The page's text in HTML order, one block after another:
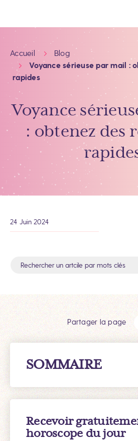
Accueil Blog
Voyance sérieuse par mail :
rapides
Voyance
: obtenez des
24 Juin 2024
Partager la page
SOMMAIRE
Recevoir
horoscope du jour